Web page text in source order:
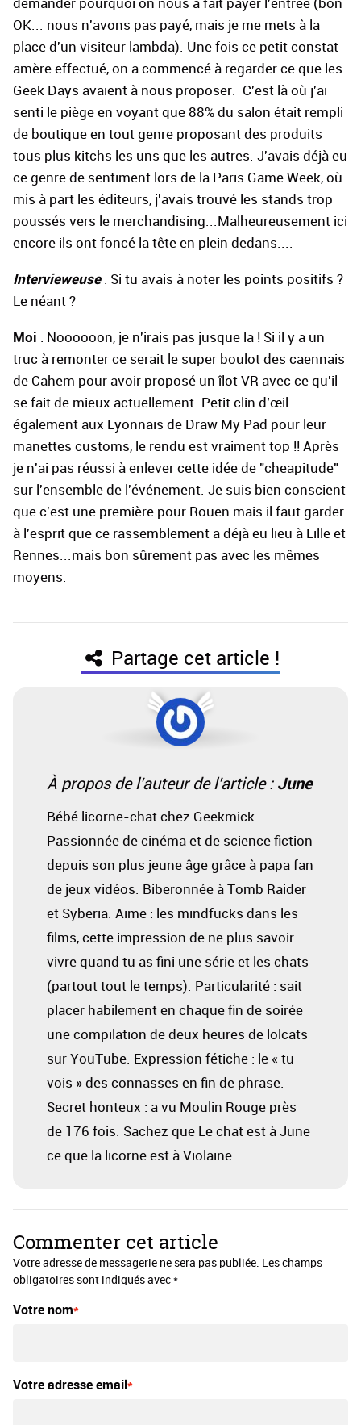
OK... nous n'avons pas payé, mais je me mets à la
place d'un visiteur lambda). Une fois ce petit constat
amère effectué, on a commencé à regarder ce que les
Geek Days avaient à nous proposer. C'est là où j'ai
senti le piège en voyant que 88% du salon était rempli
de boutique en tout genre proposant des produits
tous plus kitchs les uns que les autres. J'avais déjà eu
ce genre de sentiment lors de la Paris Game Week, où
mis à part les éditeurs, j'avais trouvé les stands trop
poussés vers le merchandising...Malheureusement ici
encore ils ont foncé la tête en plein dedans....
Intervieweuse: Si tu avais à noter les points positifs ?
Le néant ?
Moi : Noooooon, je n'irais pas jusque la ! Si il y a un
truc à remonter ce serait le super boulot des caennais
de Cahem pour avoir proposé un îlot VR avec ce qu'il
se fait de mieux actuellement. Petit clin d’œil
également aux Lyonnais de Draw My Pad pour leur
manettes customs, le rendu est vraiment top !! Après
je n'ai pas réussi à enlever cette idée de "cheapitude"
sur l'ensemble de l'événement. Je suis bien conscient
que c'est une première pour Rouen mais il faut garder
à l'esprit que ce rassemblement a déjà eu lieu à Lille et
Rennes...mais bon sûrement pas avec les mêmes
moyens.
Partage cet article !
À propos de l'auteur de l'article : June
Bébé licorne-chat chez Geekmick.
Passionnée de cinéma et de science fiction
depuis son plus jeune âge grâce à papa fan
de jeux vidéos. Biberonnée à Tomb Raider
et Syberia. Aime : les mindfucks dans les
films, cette impression de ne plus savoir
vivre quand tu as fini une série et les chats
(partout tout le temps). Particularité : sait
placer habilement en chaque fin de soirée
une compilation de deux heures de lolcats
sur YouTube. Expression fétiche : le « tu
vois » des connasses en fin de phrase.
Secret honteux : a vu Moulin Rouge près
de 176 fois. Sachez que Le chat est à June
ce que la licorne est à Violaine.
Commenter cet article
Votre adresse de messagerie ne sera pas publiée. Les champs
obligatoires sont indiqués avec *
Votre nom
Votre adresse email